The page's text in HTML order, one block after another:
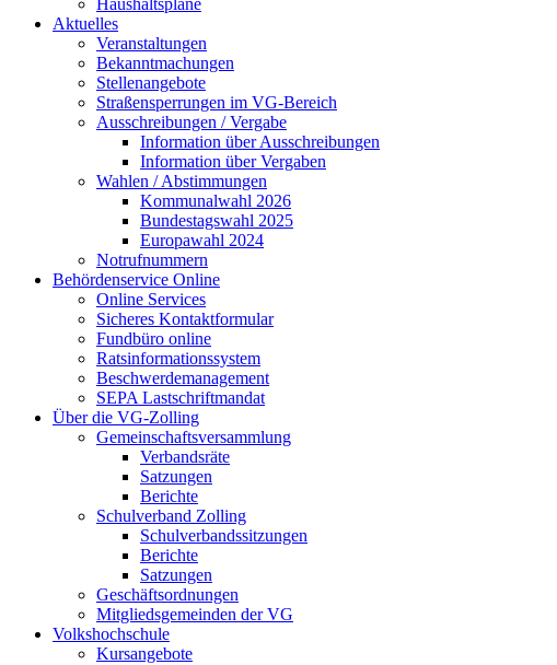
Haushaltspläne
Aktuelles
Veranstaltungen
Bekanntmachungen
Stellenangebote
Straßensperrungen im VG-Bereich
Ausschreibungen / Vergabe
Information über Ausschreibungen
Information über Vergaben
Wahlen / Abstimmungen
Kommunalwahl 2026
Bundestagswahl 2025
Europawahl 2024
Notrufnummern
Behördenservice Online
Online Services
Sicheres Kontaktformular
Fundbüro online
Ratsinformationssystem
Beschwerdemanagement
SEPA Lastschriftmandat
Über die VG-Zolling
Gemeinschaftsversammlung
Verbandsräte
Satzungen
Berichte
Schulverband Zolling
Schulverbandssitzungen
Berichte
Satzungen
Geschäftsordnungen
Mitgliedsgemeinden der VG
Volkshochschule
Kursangebote